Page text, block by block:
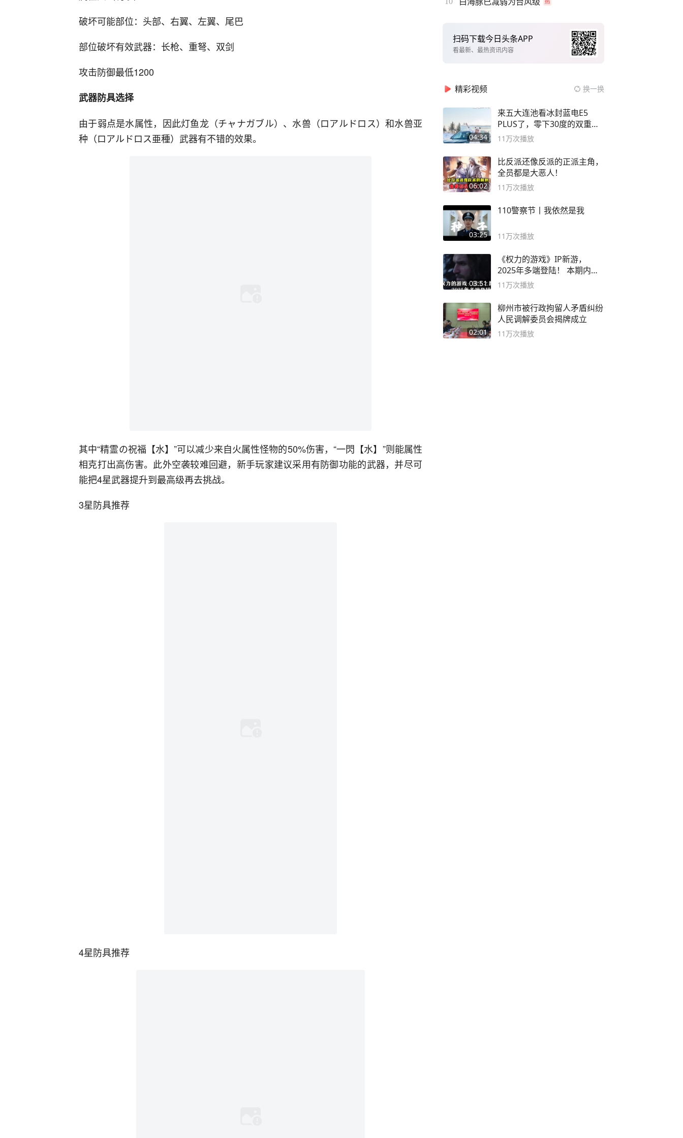
破坏可能部位：头部、右翼、左翼、尾巴
部位破坏有效武器：长枪、重弩、双剑
攻击防御最低1200
武器防具选择
由于弱点是水属性，因此灯鱼龙（チャナガブル）、水兽（ロアルドロス）和水兽亚
种（ロアルドロス亜種）武器有不错的效果。
其中“精霊の祝福【水】”可以减少来自火属性怪物的50%伤害，“一閃【水】”则能属性
相克打出高伤害。此外空袭较难回避，新手玩家建议采用有防御功能的武器，并尽可
能把4星武器提升到最高级再去挑战。
3星防具推荐
4星防具推荐
扫码下载今日头条APP
看最新、最热资讯内容
精彩视频 换一换
04:34
来五大连池看冰封蓝电E5
PLUS了，零下30度的双重冰
封40小时全录
11万次播放
06:02
比反派还像反派的正派主角，
全员都是大恶人！
11万次播放
03:25
110警察节丨我依然是我
11万次播放
03:51
《权力的游戏》IP新游，
2025年多端登陆！ 本期内容
概要
11万次播放
02:01
柳州市被行政拘留人矛盾纠纷
人民调解委员会揭牌成立
11万次播放